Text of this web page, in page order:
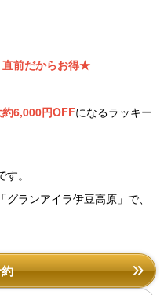
前だからお得★
6,000円OFFになるラッキー
。
ランアイラ伊豆高原」で、